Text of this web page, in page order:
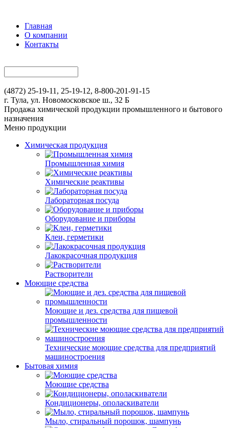
Главная
О компании
Контакты
(4872) 25-19-11, 25-19-12, 8-800-201-91-15
г. Тула, ул. Новомосковское ш., 32 Б
Продажа химической продукции промышленного и бытового
назначения
Меню продукции
Химическая продукция
Промышленная химия
Химические реактивы
Лабораторная посуда
Оборудование и приборы
Клеи, герметики
Лакокрасочная продукция
Растворители
Моющие средства
Моющие и дез. средства для пищевой
промышленности
Технические моющие средства для предприятий
машиностроения
Бытовая химия
Моющие средства
Кондиционеры, ополаскиватели
Мыло, стиральный порошок, шампунь